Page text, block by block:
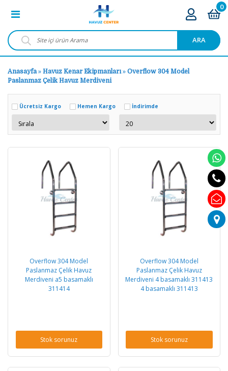
ARA
0
Anasayfa» Havuz Kenar Ekipmanları» Overflow 304 Model
Paslanmaz Çelik Havuz Merdiveni
Ücretsiz Kargo Hemen Kargo İndirimde
Overflow 304 Model
Paslanmaz Çelik Havuz
Merdiveni a5 basamaklı
311414
Stok sorunuz
Overflow 304 Model
Paslanmaz Çelik Havuz
Merdiveni 4 basamaklı 311413
4 basamaklı 311413
Stok sorunuz